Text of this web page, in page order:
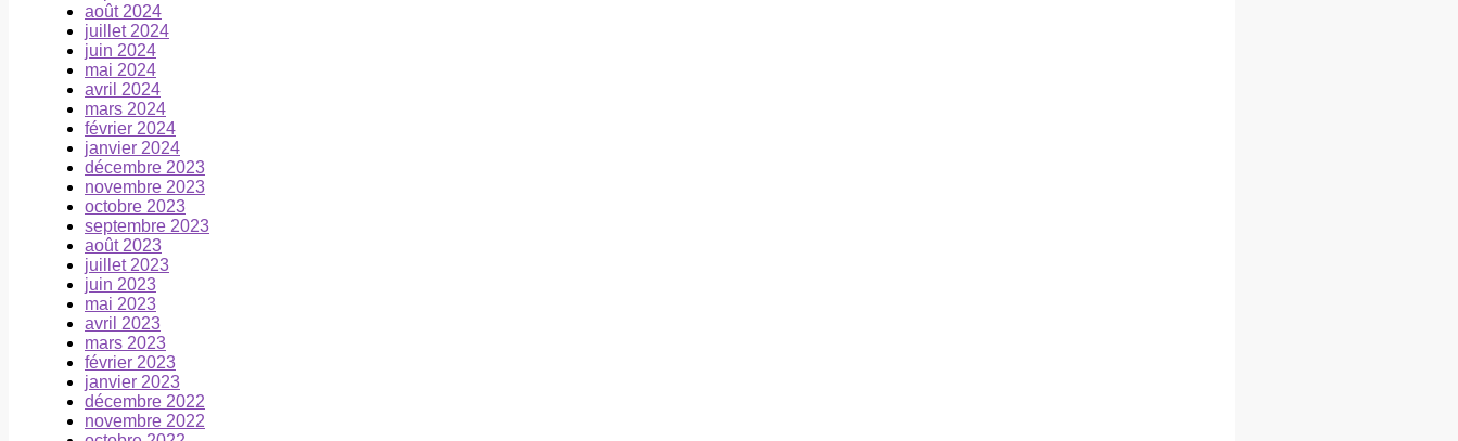
août 2024
juillet 2024
juin 2024
mai 2024
avril 2024
mars 2024
février 2024
janvier 2024
décembre 2023
novembre 2023
octobre 2023
septembre 2023
août 2023
juillet 2023
juin 2023
mai 2023
avril 2023
mars 2023
février 2023
janvier 2023
décembre 2022
novembre 2022